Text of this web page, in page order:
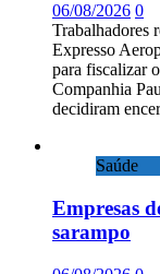
06/08/2026 0
Trabalhadores
Expresso
para fiscalizar
Companhia
decidiram
Saúde
Empresas
sarampo